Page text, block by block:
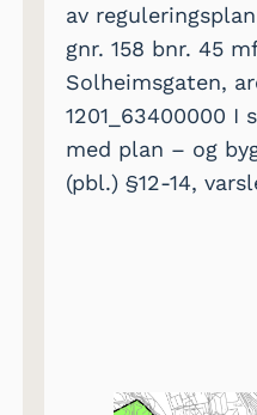
av
gnr. 158 bnr. 45
Solheimsgaten,
1201_63400000 I
med plan – og
(pbl.) §12-14,